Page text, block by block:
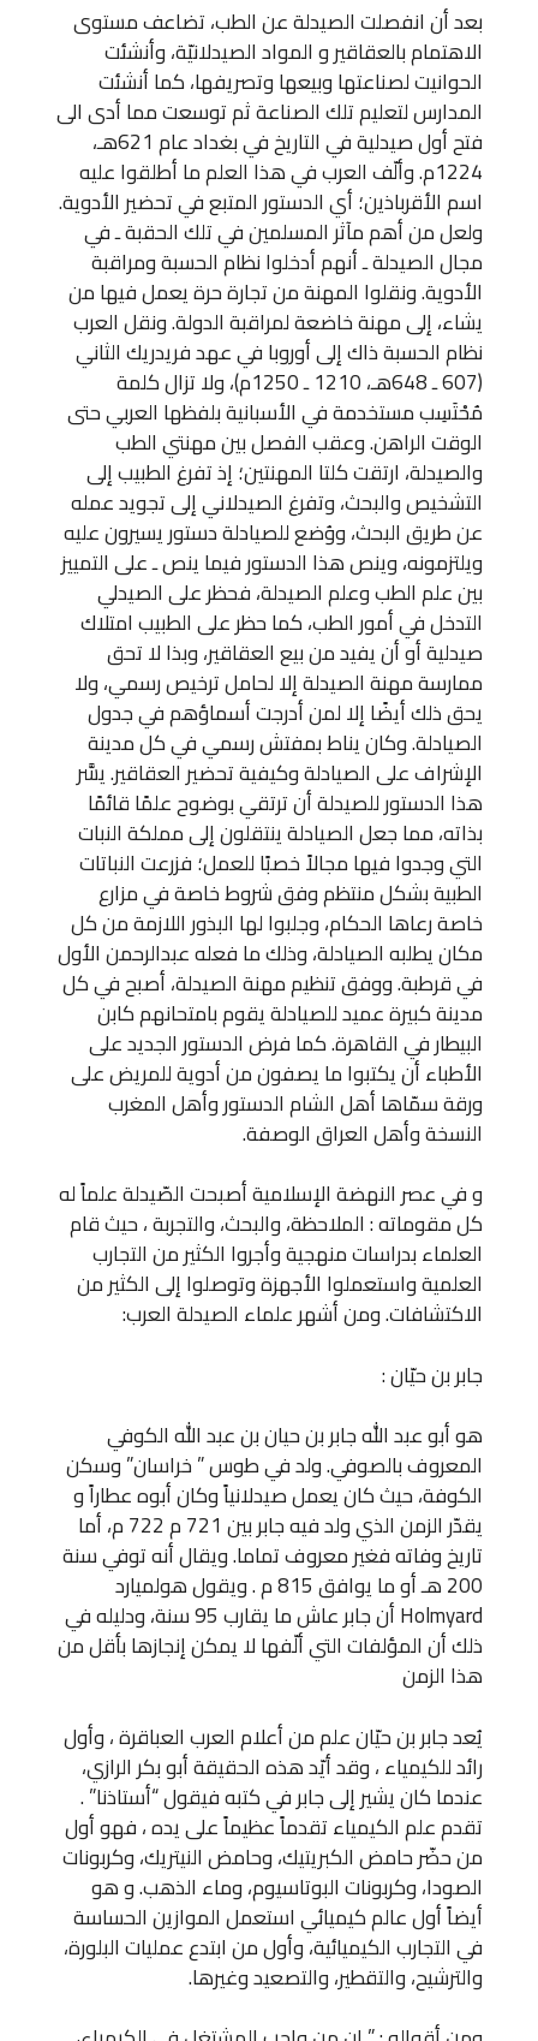
بعد أن انفصلت الصيدلة عن الطب، تضاعف مستوى
الاهتمام بالعقاقير و المواد الصيدلانيّة، وأنشئت
الحوانيت لصناعتها وبيعها وتصريفها، كما أنشئت
المدارس لتعليم تلك الصناعة ثم توسعت مما أدى الى
فتح أول صيدلية في التاريخ في بغداد عام 621هـ،
1224م. وألّف العرب في هذا العلم ما أطلقوا عليه
اسم الأقرباذين؛ أي الدستور المتبع في تحضير الأدوية.
ولعل من أهم مآثر المسلمين في تلك الحقبة ـ في
مجال الصيدلة ـ أنهم أدخلوا نظام الحسبة ومراقبة
الأدوية. ونقلوا المهنة من تجارة حرة يعمل فيها من
يشاء، إلى مهنة خاضعة لمراقبة الدولة. ونقل العرب
نظام الحسبة ذاك إلى أوروبا في عهد فريدريك الثاني
(607 ـ 648هـ، 1210 ـ 1250م)، ولا تزال كلمة
مُحْتَسِب مستخدمة في الأسبانية بلفظها العربي حتى
الوقت الراهن. وعقب الفصل بين مهنتي الطب
والصيدلة، ارتقت كلتا المهنتين؛ إذ تفرغ الطبيب إلى
التشخيص والبحث، وتفرغ الصيدلاني إلى تجويد عمله
عن طريق البحث، ووُضع للصيادلة دستور يسيرون عليه
ويلتزمونه، وينص هذا الدستور فيما ينص ـ على التمييز
بين علم الطب وعلم الصيدلة، فحظر على الصيدلي
التدخل في أمور الطب، كما حظر على الطبيب امتلاك
صيدلية أو أن يفيد من بيع العقاقير، وبذا لا تحق
ممارسة مهنة الصيدلة إلا لحامل ترخيص رسمي، ولا
يحق ذلك أيضًا إلا لمن أدرجت أسماؤهم في جدول
الصيادلة. وكان يناط بمفتش رسمي في كل مدينة
الإشراف على الصيادلة وكيفية تحضير العقاقير. يسَّر
هذا الدستور للصيدلة أن ترتقي بوضوح علمًا قائمًا
بذاته، مما جعل الصيادلة ينتقلون إلى مملكة النبات
التي وجدوا فيها مجالاً خصبًا للعمل؛ فزرعت النباتات
الطبية بشكل منتظم وفق شروط خاصة في مزارع
خاصة رعاها الحكام، وجلبوا لها البذور اللازمة من كل
مكان يطلبه الصيادلة، وذلك ما فعله عبدالرحمن الأول
في قرطبة. ووفق تنظيم مهنة الصيدلة، أصبح في كل
مدينة كبيرة عميد للصيادلة يقوم بامتحانهم كابن
البيطار في القاهرة. كما فرض الدستور الجديد على
الأطباء أن يكتبوا ما يصفون من أدوية للمريض على
ورقة سمّاها أهل الشام الدستور وأهل المغرب
النسخة وأهل العراق الوصفة.
و في عصر النهضة الإسلامية أصبحت الصّيدلة علماً له
كل مقوماته : الملاحظة، والبحث، والتجربة ، حيث قام
العلماء بدراسات منهجية وأجروا الكثير من التجارب
العلمية واستعملوا الأجهزة وتوصلوا إلى الكثير من
الاكتشافات. ومن أشهر علماء الصيدلة العرب:
جابر بن حيّان :
هو أبو عبد الله جابر بن حيان بن عبد الله الكوفي
المعروف بالصوفي. ولد في طوس ” خراسان” وسكن
الكوفة، حيث كان يعمل صيدلانياً وكان أبوه عطاراً و
يقدّر الزمن الذي ولد فيه جابر بين 721 م 722 م، أما
تاريخ وفاته فغير معروف تماما. ويقال أنه توفي سنة
200 هـ أو ما يوافق 815 م . ويقول هولميارد
Holmyard أن جابر عاش ما يقارب 95 سنة، ودليله في
ذلك أن المؤلفات التي ألّفها لا يمكن إنجازها بأقل من
هذا الزمن
يُعد جابر بن حيّان علم من أعلام العرب العباقرة ، وأول
رائد للكيمياء ، وقد أيّد هذه الحقيقة أبو بكر الرازي،
عندما كان يشير إلى جابر في كتبه فيقول “أستاذنا” .
تقدم علم الكيمياء تقدماً عظيماً على يده ، فهو أول
من حضّر حامض الكبريتيك، وحامض النيتريك، وكربونات
الصودا، وكربونات البوتاسيوم، وماء الذهب. و هو
أيضاً أول عالم كيميائي استعمل الموازين الحساسة
في التجارب الكيميائية، وأول من ابتدع عمليات البلورة،
والترشيح، والتقطير، والتصعيد وغيرها.